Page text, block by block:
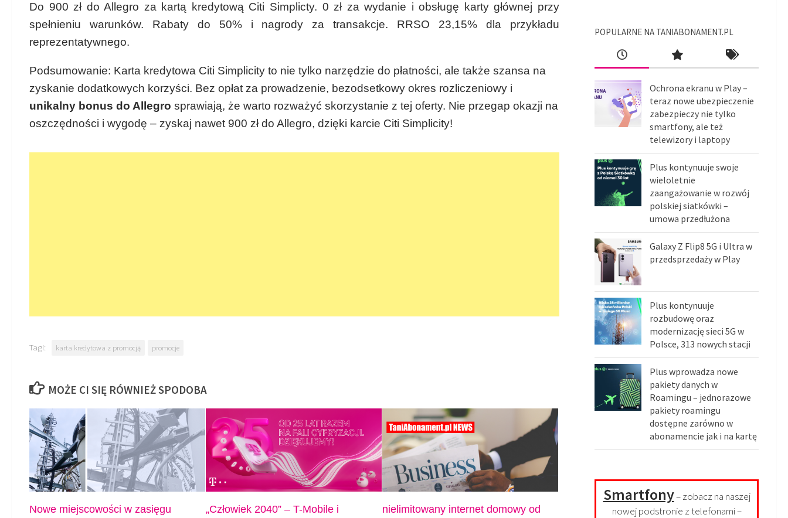
Do 900 zł do Allegro za kartą kredytową Citi Simplicty. 0 zł za wydanie i obsługę karty głównej przy
spełnieniu warunków. Rabaty do 50% i nagrody za transakcje. RRSO 23,15% dla przykładu
reprezentatywnego.
Podsumowanie: Karta kredytowa Citi Simplicity to nie tylko narzędzie do płatności, ale także szansa na
zyskanie dodatkowych korzyści. Bez opłat za prowadzenie, bezodsetkowy okres rozliczeniowy i
unikalny bonus do Allegro sprawiają, że warto rozważyć skorzystanie z tej oferty. Nie przegap okazji na
oszczędności i wygodę – zyskaj nawet 900 zł do Allegro, dzięki karcie Citi Simplicity!
Tagi: karta kredytowa z promocją promocje
MOŻE CI SIĘ RÓWNIEŻ SPODOBA
Nowe miejscowości w zasięgu
„Człowiek 2040” – T-Mobile i
nielimitowany internet domowy od
POPULARNE NA TANIABONAMENT.PL
Ochrona ekranu w Play –
teraz nowe ubezpieczenie
zabezpieczy nie tylko
smartfony, ale też
telewizory i laptopy
Plus kontynuuje swoje
wieloletnie
zaangażowanie w rozwój
polskiej siatkówki –
umowa przedłużona
Galaxy Z Flip8 5G i Ultra w
przedsprzedaży w Play
Plus kontynuuje
rozbudowę oraz
modernizację sieci 5G w
Polsce, 313 nowych stacji
Plus wprowadza nowe
pakiety danych w
Roamingu – jednorazowe
pakiety roamingu
dostępne zarówno w
abonamencie jak i na kartę
Smartfony– zobacz na naszej
nowej podstronie z telefonami –